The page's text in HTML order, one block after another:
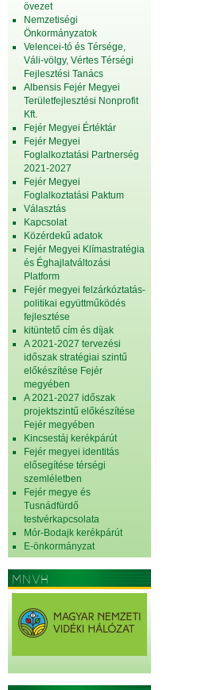
övezet
Nemzetiségi
Önkormányzatok
Velencei-tó és Térsége,
Váli-völgy, Vértes Térségi
Fejlesztési Tanács
Albensis Fejér Megyei
Területfejlesztési Nonprofit
Kft.
Fejér Megyei Értéktár
Fejér Megyei
Foglalkoztatási Partnerség
2021-2027
Fejér Megyei
Foglalkoztatási Paktum
Választás
Kapcsolat
Közérdekű adatok
Fejér Megyei Klímastratégia
és Éghajlatváltozási
Platform
Fejér megyei felzárkóztatás-
politikai együttműködés
fejlesztése
kitüntető cím és díjak
A 2021-2027 tervezési
időszak stratégiai szintű
előkészítése Fejér
megyében
A 2021-2027 időszak
projektszintű előkészítése
Fejér megyében
Kincsestáj kerékpárút
Fejér megyei identitás
elősegítése térségi
szemléletben
Fejér megye és
Tusnádfürdő
testvérkapcsolata
Mór-Bodajk kerékpárút
E-önkormányzat
MNVH